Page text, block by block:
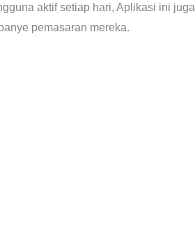
aktif setiap hari, Aplikasi ini
pemasaran mereka.